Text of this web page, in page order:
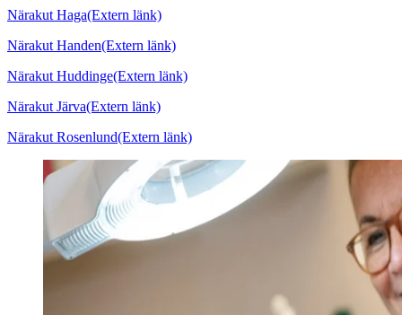
Närakut Haga(Extern länk)
Närakut Handen(Extern länk)
Närakut Huddinge(Extern länk)
Närakut Järva(Extern länk)
Närakut Rosenlund(Extern länk)